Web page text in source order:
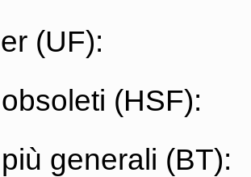
(UF):
(HSF):
generali (BT):